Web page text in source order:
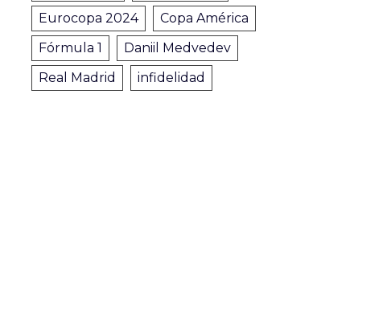
Eurocopa 2024
Copa América
Fórmula 1
Daniil Medvedev
Real Madrid
infidelidad